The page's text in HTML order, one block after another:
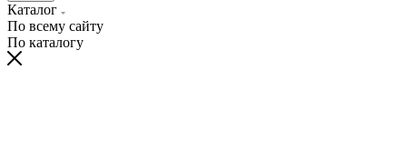
Каталог
По всему сайту
По каталогу